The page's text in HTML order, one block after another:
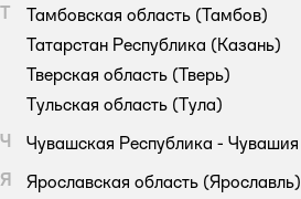
Т
Тамбовская область (Тамбов)
Татарстан Республика (Казань)
Тверская область (Тверь)
Тульская область (Тула)
Ч
Чувашская Республика - Чувашия
Я
Ярославская область (Ярославль)